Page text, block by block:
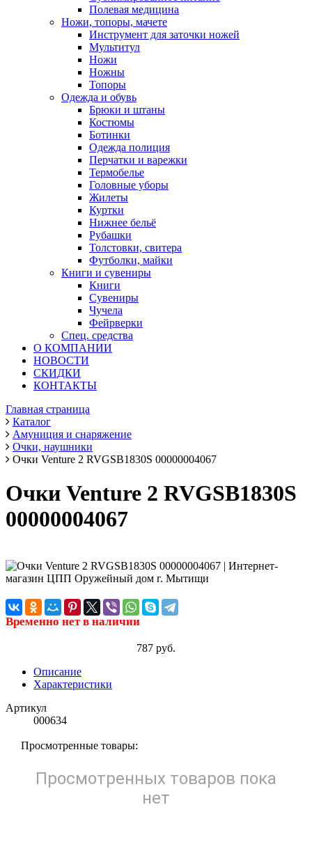
Полевая медицина
Ножи, топоры, мачете
Инструмент для заточки ножей
Мультитул
Ножи
Ножны
Топоры
Одежда и обувь
Брюки и штаны
Костюмы
Ботинки
Одежда полиция
Перчатки и варежки
Термобелье
Головные уборы
Жилеты
Куртки
Нижнее бельё
Рубашки
Толстовки, свитера
Футболки, майки
Книги и сувениры
Книги
Сувениры
Чучела
Фейрверки
Спец. средства
О КОМПАНИИ
НОВОСТИ
СКИДКИ
КОНТАКТЫ
Главная страница
Каталог
Амуниция и снаряжение
Очки, наушники
Очки Venture 2 RVGSB1830S 00000004067
Очки Venture 2 RVGSB1830S
00000004067
Временно нет в наличии
787 руб.
Описание
Характеристики
Артикул
000634
Просмотренные товары:
Просмотренных товаров пока
нет